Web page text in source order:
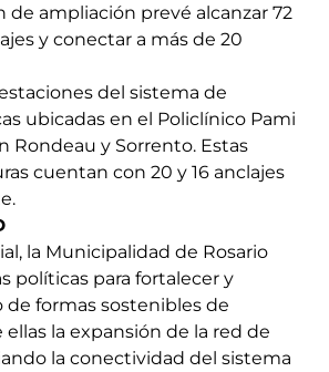
de ampliación prevé alcanzar 72
y conectar a más de 20
del sistema de
ubicadas en el Policlínico Pami
Rondeau y Sorrento. Estas
cuentan con 20 y 16 anclajes
la Municipalidad de Rosario
políticas para fortalecer y
de formas sostenibles de
la expansión de la red de
la conectividad del sistema